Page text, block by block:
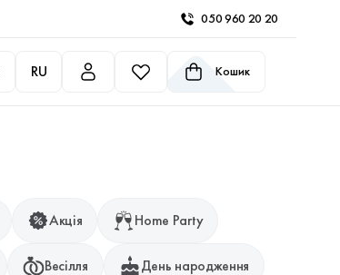
050 960 20 20
RU Кошик
Акція Home Party
Весілля День народження